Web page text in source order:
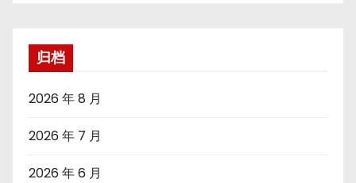
归档
2026 年 8 月
2026 年 7 月
2026 年 6 月